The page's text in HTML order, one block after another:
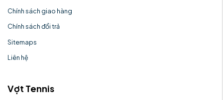
Chính sách giao hàng
Chính sách đổi trả
Sitemaps
Liên hệ
Vợt Tennis